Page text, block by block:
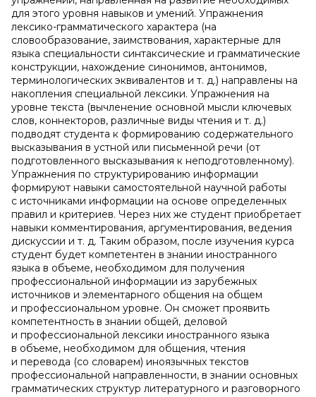
для этого уровня навыков и умений. Упражнения
лексико-грамматического характера (на
словообразование, заимствования, характерные для
языка специальности синтаксические и грамматические
конструкции, нахождение синонимов, антонимов,
терминологических эквивалентов и т. д.) направлены на
накопления специальной лексики. Упражнения на
уровне текста (вычленение основной мысли ключевых
слов, коннекторов, различные виды чтения и т. д.)
подводят студента к формированию содержательного
высказывания в устной или письменной речи (от
подготовленного высказывания к неподготовленному).
Упражнения по структурированию информации
формируют навыки самостоятельной научной работы
с источниками информации на основе определенных
правил и критериев. Через них же студент приобретает
навыки комментирования, аргументирования, ведения
дискуссии и т. д. Таким образом, после изучения курса
студент будет компетентен в знании иностранного
языка в объеме, необходимом для получения
профессиональной информации из зарубежных
источников и элементарного общения на общем
и профессиональном уровне. Он сможет проявить
компетентность в знании общей, деловой
и профессиональной лексики иностранного языка
в объеме, необходимом для общения, чтения
и перевода (со словарем) иноязычных текстов
профессиональной направленности, в знании основных
грамматических структур литературного и разговорного